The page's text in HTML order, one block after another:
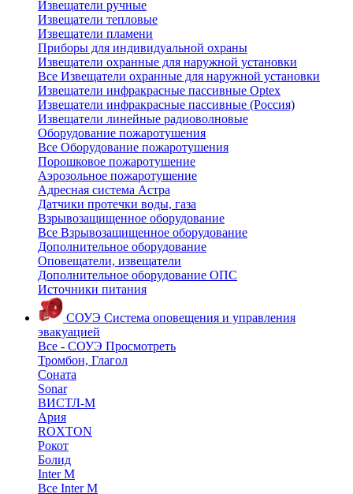
Извещатели ручные
Извещатели тепловые
Извещатели пламени
Приборы для индивидуальной охраны
Извещатели охранные для наружной установки
Все Извещатели охранные для наружной установки
Извещатели инфракрасные пассивные Optex
Извещатели инфракрасные пассивные (Россия)
Извещатели линейные радиоволновые
Оборудование пожаротушения
Все Оборудование пожаротушения
Порошковое пожаротушение
Аэрозольное пожаротушение
Адресная система Астра
Датчики протечки воды, газа
Взрывозащищенное оборудование
Все Взрывозащищенное оборудование
Дополнительное оборудование
Оповещатели, извещатели
Дополнительное оборудование ОПС
Источники питания
СОУЭ Система оповещения и управления
эвакуацией
Все - СОУЭ Просмотреть
Тромбон, Глагол
Соната
Sonar
ВИСТЛ-М
Ария
ROXTON
Рокот
Болид
Inter M
Все Inter M